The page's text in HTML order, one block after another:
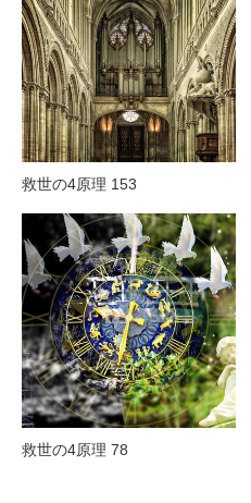
救世の4原理 153
救世の4原理 78